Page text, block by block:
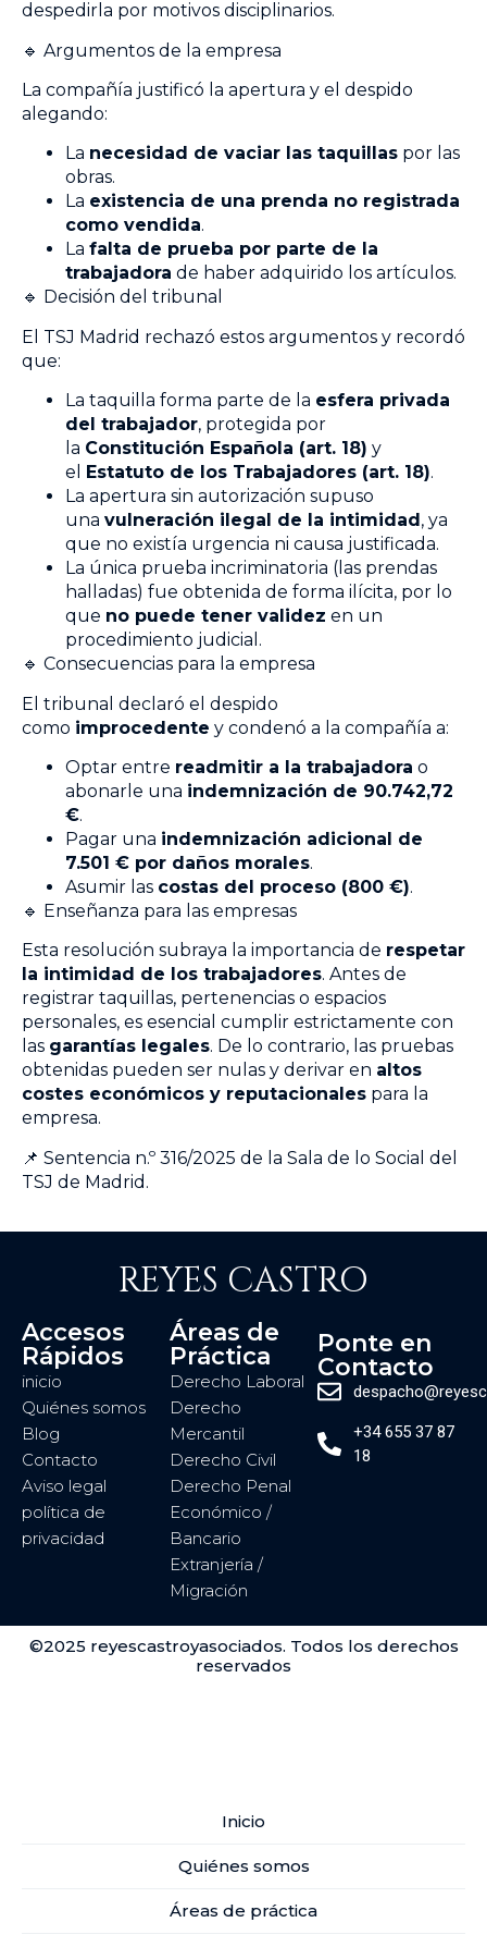
despedirla por motivos disciplinarios.
🔹 Argumentos de la empresa
La compañía justificó la apertura y el despido
alegando:
La necesidad de vaciar las taquillas por las
obras.
La existencia de una prenda no registrada
como vendida.
La falta de prueba por parte de la
trabajadora de haber adquirido los artículos.
🔹 Decisión del tribunal
El TSJ Madrid rechazó estos argumentos y recordó
que:
La taquilla forma parte de la esfera privada
del trabajador, protegida por
la Constitución Española (art. 18) y
el Estatuto de los Trabajadores (art. 18).
La apertura sin autorización supuso
una vulneración ilegal de la intimidad, ya
que no existía urgencia ni causa justificada.
La única prueba incriminatoria (las prendas
halladas) fue obtenida de forma ilícita, por lo
que no puede tener validez en un
procedimiento judicial.
🔹 Consecuencias para la empresa
El tribunal declaró el despido
como improcedente y condenó a la compañía a:
Optar entre readmitir a la trabajadora o
abonarle una indemnización de 90.742,72
€.
Pagar una indemnización adicional de
7.501 € por daños morales.
Asumir las costas del proceso (800 €).
🔹 Enseñanza para las empresas
Esta resolución subraya la importancia de respetar
la intimidad de los trabajadores. Antes de
registrar taquillas, pertenencias o espacios
personales, es esencial cumplir estrictamente con
las garantías legales. De lo contrario, las pruebas
obtenidas pueden ser nulas y derivar en altos
costes económicos y reputacionales para la
empresa.
📌 Sentencia n.º 316/2025 de la Sala de lo Social del
TSJ de Madrid.
REYES CASTRO
Accesos
Rápidos
inicio
Quiénes somos
Blog
Contacto
Aviso legal
política de
privacidad
Áreas de
Práctica
Derecho Laboral
Derecho
Mercantil
Derecho Civil
Derecho Penal
Económico /
Bancario
Extranjería /
Migración
Ponte en
Contacto
+34 655 37 87
18
©2025 reyescastroyasociados. Todos los derechos
reservados
Inicio
Quiénes somos
Áreas de práctica